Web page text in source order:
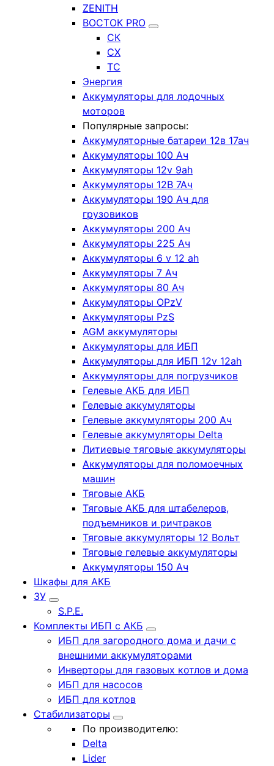
ZENITH
ВОСТОК PRO
СК
СХ
ТС
Энергия
Аккумуляторы для лодочных
моторов
Популярные запросы:
Аккумуляторные батареи 12в 17ач
Аккумуляторы 100 Ач
Аккумуляторы 12v 9ah
Аккумуляторы 12В 7Ач
Аккумуляторы 190 Ач для
грузовиков
Аккумуляторы 200 Ач
Аккумуляторы 225 Ач
Аккумуляторы 6 v 12 ah
Аккумуляторы 7 Ач
Аккумуляторы 80 Ач
Аккумуляторы OPzV
Аккумуляторы PzS
AGM аккумуляторы
Аккумуляторы для ИБП
Аккумуляторы для ИБП 12v 12ah
Аккумуляторы для погрузчиков
Гелевые АКБ для ИБП
Гелевые аккумуляторы
Гелевые аккумуляторы 200 Ач
Гелевые аккумуляторы Delta
Литиевые тяговые аккумуляторы
Аккумуляторы для поломоечных
машин
Тяговые АКБ
Тяговые АКБ для штабелеров,
подъемников и ричтраков
Тяговые аккумуляторы 12 Вольт
Тяговые гелевые аккумуляторы
Аккумуляторы 150 Ач
Шкафы для АКБ
ЗУ
S.P.E.
Комплекты ИБП с АКБ
ИБП для загородного дома и дачи с
внешними аккумуляторами
Инверторы для газовых котлов и дома
ИБП для насосов
ИБП для котлов
Стабилизаторы
По производителю:
Delta
Lider